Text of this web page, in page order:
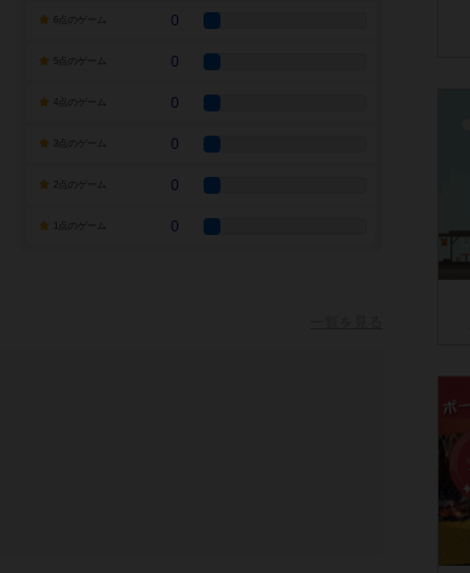
6点のゲーム 0
5点のゲーム 0
4点のゲーム 0
3点のゲーム 0
2点のゲーム 0
1点のゲーム 0